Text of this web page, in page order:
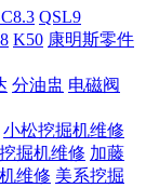
QSL9
K50 康明斯零件
分油盅 电磁阀
小松挖掘机维修
掘机维修 加藤
维修 美系挖掘